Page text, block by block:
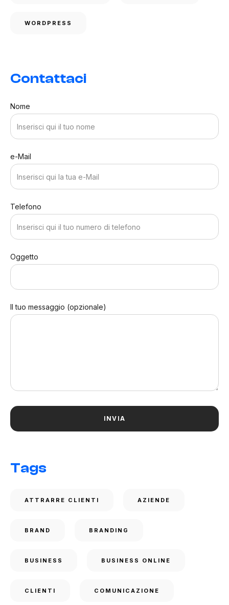
WORDPRESS
Contattaci
Nome
e-Mail
Telefono
Oggetto
Il tuo messaggio (opzionale)
Tags
ATTRARRE CLIENTI AZIENDE
BRAND BRANDING
BUSINESS BUSINESS ONLINE
CLIENTI COMUNICAZIONE